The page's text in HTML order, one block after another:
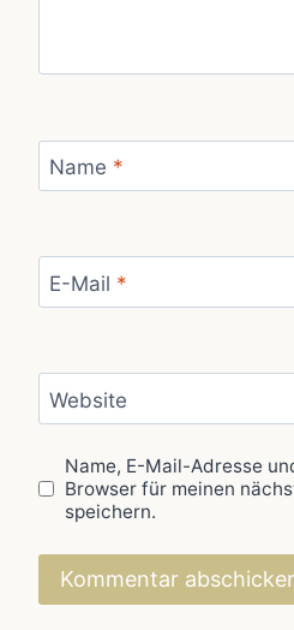
Name *
E-Mail *
Website
Name, E-Mail-Adresse
Browser für meinen
speichern.